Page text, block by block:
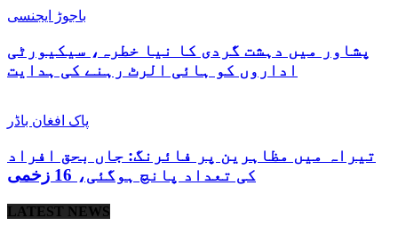
باجوڑ ایجنسی
پشاور میں دہشت گردی کا نیا خطرہ، سیکیورٹی
اداروں کو ہائی الرٹ رہنے کی ہدایت
پاک افغان باڈر
تیراہ میں مظاہرین پر فائرنگ: جاں بحق افراد
کی تعداد پانچ ہوگئی، 16 زخمی
LATEST NEWS